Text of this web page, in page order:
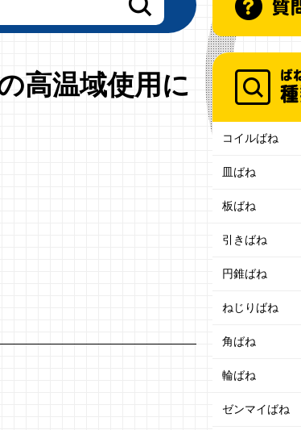
高温域使用に
コイルばね
皿ばね
板ばね
引きばね
円錐ばね
ねじりばね
角ばね
輪ばね
ゼンマイばね